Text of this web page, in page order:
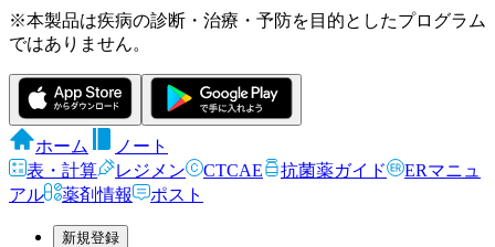
※本製品は疾病の診断・治療・予防を目的としたプログラム
ではありません。
ホーム
ノート
表・計算
レジメン CTCAE 抗菌薬ガイド
ERマニュ
アル
薬剤情報 ポスト
新規登録